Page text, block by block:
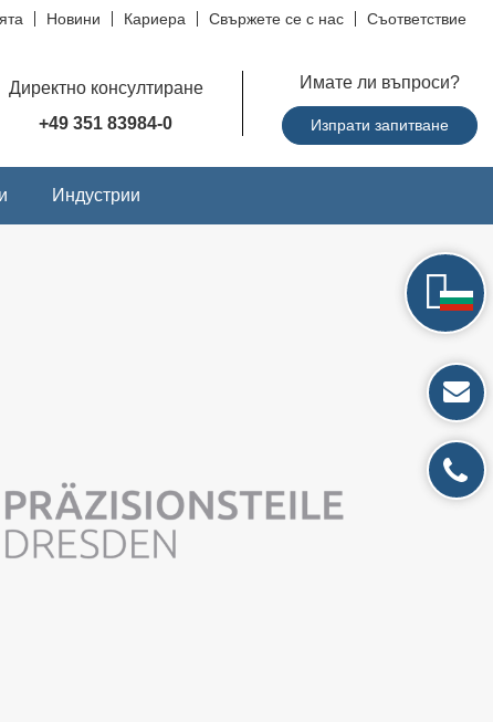
Новини Кариера Свържете се с нас Съответствие
Имате ли въпроси?
Изпрати запитване
Директно консултиране
+49 351 83984-0
Индустрии